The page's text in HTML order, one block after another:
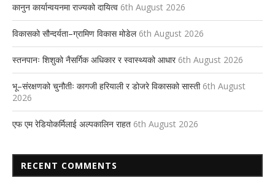
कानुन कार्यान्वयनमा राज्यको दायित्व 6th August 2026
विकासको सौन्दर्यता–ग्रामिण विकास मोडेल 6th August 2026
स्तनपानः शिशुको नैसर्गिक अधिकार र स्वास्थ्यको आधार 6th August 2026
भू–संरक्षणको चुनौतीः कागजी हरियाली र डोजरे विकासको सास्ती 6th August
2026
एफ एम रेडियोकर्मिलाई अल्पकालिन राहत 6th August 2026
RECENT COMMENTS